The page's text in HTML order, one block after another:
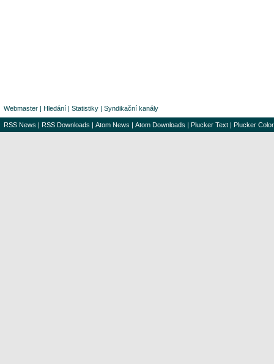
Webmaster | Hledání | Statistiky | Syndikační kanály
RSS News | RSS Downloads | Atom News | Atom Downloads | Plucker Text | Plucker Color